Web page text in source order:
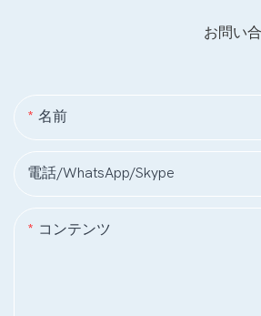
お問い
名前
電話/WhatsApp/Skype
コンテンツ